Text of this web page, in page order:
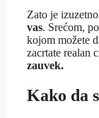
Zato je izuzetno
vas. Srećom,
kojom možete
zacrtate realan
zauvek.
Kako da